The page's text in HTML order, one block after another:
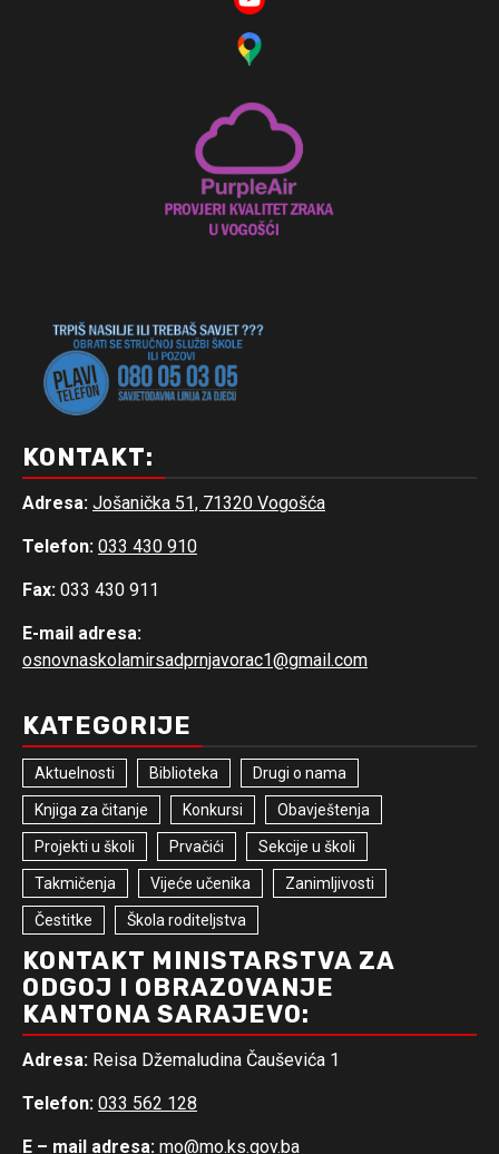
KONTAKT:
Adresa: Jošanička 51, 71320 Vogošća
Telefon: 033 430 910
Fax: 033 430 911
E-mail adresa:
osnovnaskolamirsadprnjavorac1@gmail.com
KATEGORIJE
Aktuelnosti Biblioteka Drugi o nama
Knjiga za čitanje Konkursi Obavještenja
Projekti u školi Prvačići Sekcije u školi
Takmičenja Vijeće učenika Zanimljivosti
Čestitke Škola roditeljstva
KONTAKT MINISTARSTVA ZA
ODGOJ I OBRAZOVANJE
KANTONA SARAJEVO:
Adresa: Reisa Džemaludina Čauševića 1
Telefon: 033 562 128
E – mail adresa: mo@mo.ks.gov.ba